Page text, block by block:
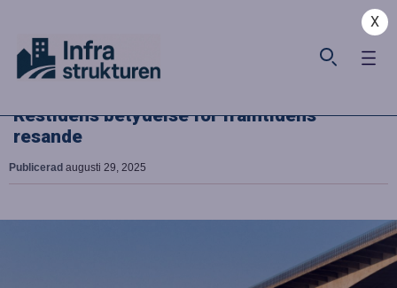
X
Restidens betydelse för framtidens
resande
Publicerad augusti 29, 2025